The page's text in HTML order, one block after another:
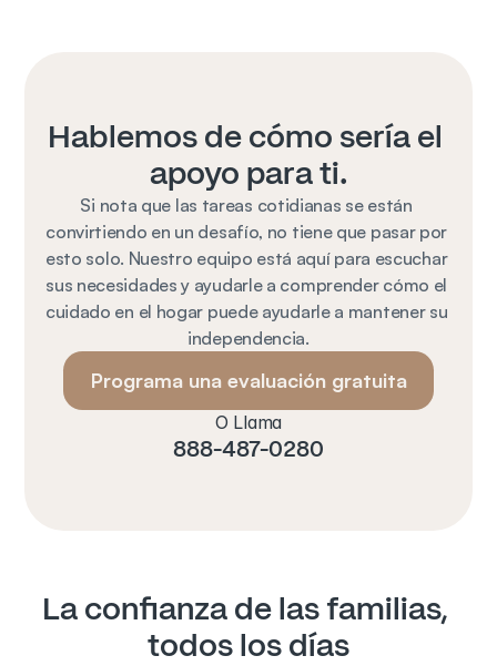
Hablemos de cómo sería el
apoyo para ti.
Si nota que las tareas cotidianas se están
convirtiendo en un desafío, no tiene que pasar por
esto solo. Nuestro equipo está aquí para escuchar
sus necesidades y ayudarle a comprender cómo el
cuidado en el hogar puede ayudarle a mantener su
independencia.
Programa una evaluación gratuita
O Llama
888-487-0280
La confianza de las familias,
todos los días